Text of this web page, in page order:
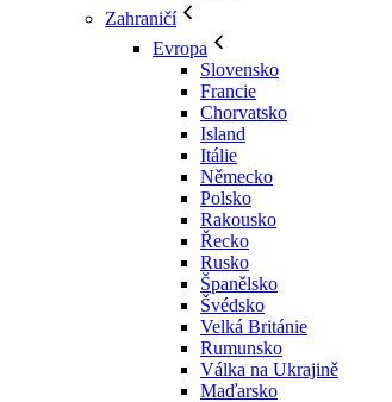
Zahraničí
Evropa
Slovensko
Francie
Chorvatsko
Island
Itálie
Německo
Polsko
Rakousko
Řecko
Rusko
Španělsko
Švédsko
Velká Británie
Rumunsko
Válka na Ukrajině
Maďarsko